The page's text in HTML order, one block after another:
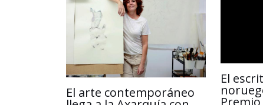
El arte contemporáneo
El